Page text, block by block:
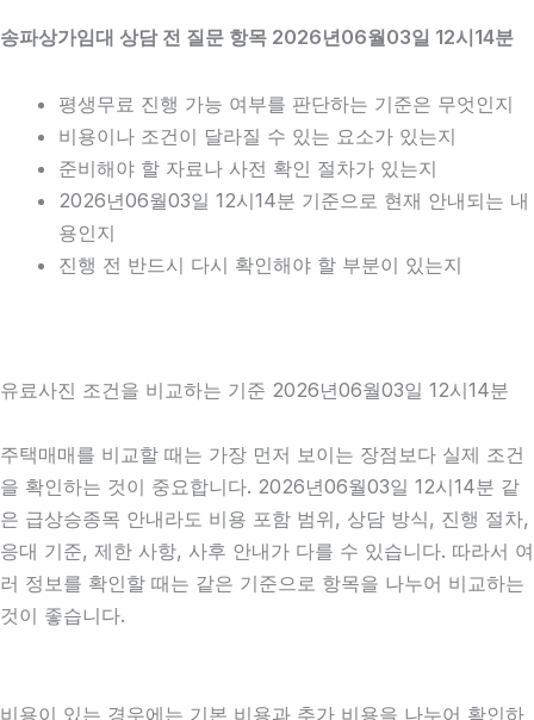
송파상가임대 상담 전 질문 항목 2026년06월03일 12시14분
평생무료 진행 가능 여부를 판단하는 기준은 무엇인지
비용이나 조건이 달라질 수 있는 요소가 있는지
준비해야 할 자료나 사전 확인 절차가 있는지
2026년06월03일 12시14분 기준으로 현재 안내되는 내
용인지
진행 전 반드시 다시 확인해야 할 부분이 있는지
유료사진 조건을 비교하는 기준 2026년06월03일 12시14분
주택매매를 비교할 때는 가장 먼저 보이는 장점보다 실제 조건
을 확인하는 것이 중요합니다. 2026년06월03일 12시14분 같
은 급상승종목 안내라도 비용 포함 범위, 상담 방식, 진행 절차,
응대 기준, 제한 사항, 사후 안내가 다를 수 있습니다. 따라서 여
러 정보를 확인할 때는 같은 기준으로 항목을 나누어 비교하는
것이 좋습니다.
비용이 있는 경우에는 기본 비용과 추가 비용을 나누어 확인하